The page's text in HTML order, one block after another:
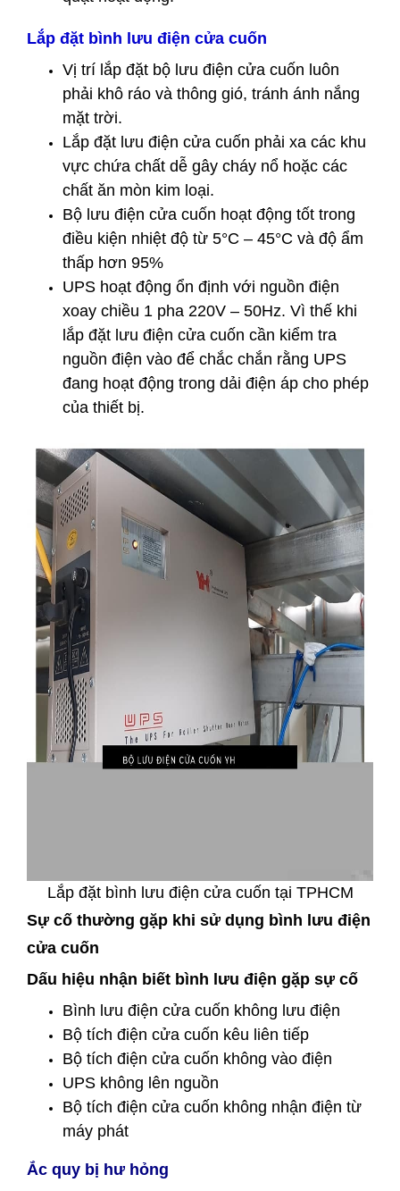
Lắp đặt bình lưu điện cửa cuốn
Vị trí lắp đặt bộ lưu điện cửa cuốn luôn
phải khô ráo và thông gió, tránh ánh nắng
mặt trời.
Lắp đặt lưu điện cửa cuốn phải xa các khu
vực chứa chất dễ gây cháy nổ hoặc các
chất ăn mòn kim loại.
Bộ lưu điện cửa cuốn hoạt động tốt trong
điều kiện nhiệt độ từ 5°C – 45°C và độ ẩm
thấp hơn 95%
UPS hoạt động ổn định với nguồn điện
xoay chiều 1 pha 220V – 50Hz. Vì thế khi
lắp đặt lưu điện cửa cuốn cần kiểm tra
nguồn điện vào để chắc chắn rằng UPS
đang hoạt động trong dải điện áp cho phép
của thiết bị.
Lắp đặt bình lưu điện cửa cuốn tại TPHCM
Sự cố thường gặp khi sử dụng bình lưu điện
cửa cuốn
Dấu hiệu nhận biết bình lưu điện gặp sự cố
Bình lưu điện cửa cuốn không lưu điện
Bộ tích điện cửa cuốn kêu liên tiếp
Bộ tích điện cửa cuốn không vào điện
UPS không lên nguồn
Bộ tích điện cửa cuốn không nhận điện từ
máy phát
Ắc quy bị hư hỏng